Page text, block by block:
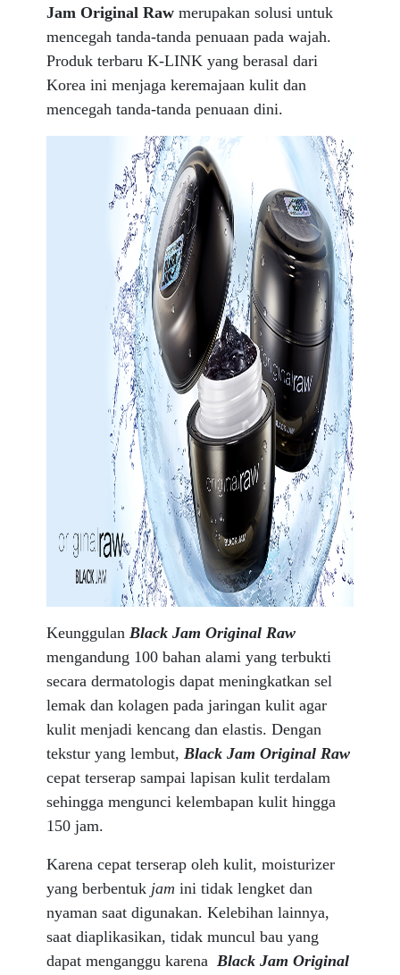
Jam Original Raw merupakan solusi untuk
mencegah tanda-tanda penuaan pada wajah.
Produk terbaru K-LINK yang berasal dari
Korea ini menjaga keremajaan kulit dan
mencegah tanda-tanda penuaan dini.
KeunggulanBlack Jam Original Raw
mengandung 100 bahan alami yang terbukti
secara dermatologis dapat meningkatkan sel
lemak dan kolagen pada jaringan kulit agar
kulit menjadi kencang dan elastis. Dengan
tekstur yang lembut,Black Jam Original Raw
cepat terserap sampai lapisan kulit terdalam
sehingga mengunci kelembapan kulit hingga
150 jam.
Karena cepat terserap oleh kulit, moisturizer
yang berbentuk jam ini tidak lengket dan
nyaman saat digunakan. Kelebihan lainnya,
saat diaplikasikan, tidak muncul bau yang
dapat menganggu karenaBlack Jam Original